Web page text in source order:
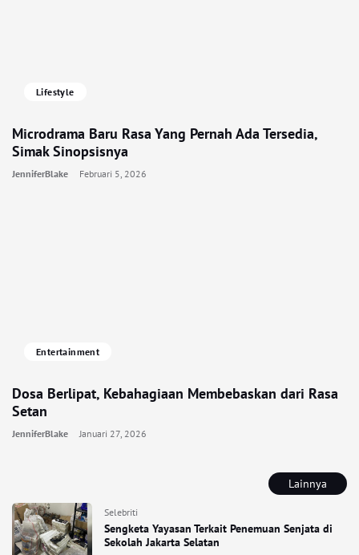
Lainnya
Selebriti
Sengketa Yayasan Terkait Penemuan Senjata di
Sekolah Jakarta Selatan
Lifestyle
Microdrama Baru Rasa Yang Pernah Ada Tersedia,
Simak Sinopsisnya
JenniferBlake Februari 5, 2026
Entertainment
Dosa Berlipat, Kebahagiaan Membebaskan dari Rasa
Setan
JenniferBlake Januari 27, 2026